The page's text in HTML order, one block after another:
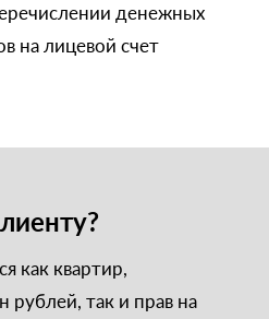
денежных
на лицевой счет
как квартир,
так и прав на